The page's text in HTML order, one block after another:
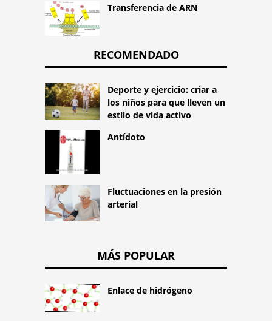
Transferencia de ARN
RECOMENDADO
Deporte y ejercicio: criar a
los niños para que lleven un
estilo de vida activo
Antídoto
Fluctuaciones en la presión
arterial
MÁS POPULAR
Enlace de hidrógeno